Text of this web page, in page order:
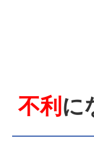
不利 に